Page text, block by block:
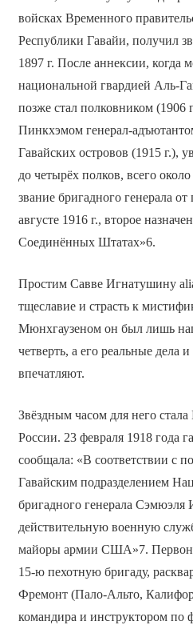
войсках Временного
Республики Гавайи, получил
1897 г. После аннексии, когда
национальной гвардией Аль-
позже стал полковником (1906
Пинкхэмом генерал-
Гавайских островов (1915 г.),
до четырёх полков, всего
звание бригадного генерала
августе 1916 г., второе
Соединённых Штатах»6.
Простим Савве Игнатушину
тщеславие и страсть к
Мюнхгаузеном он был лишь
четверть, а его реальные дела
впечатляют.
Звёздным часом для него
России. 23 февраля 1918 года
сообщала: «В соответствии с
Гавайским подразделением
бригадного генерала
действительную военную
майоры армии США»7.
15-ю пехотную бригаду,
Фремонт (Пало-Альто,
командира и инструктором по